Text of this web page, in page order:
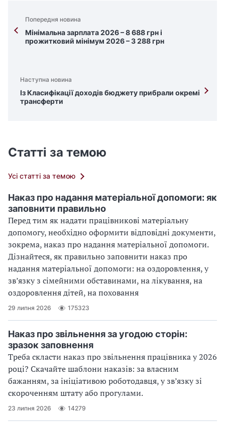
Попередня новина
Мінімальна зарплата 2026 – 8 688 грн і
прожитковий мінімум 2026 – 3 288 грн
Наступна новина
Із Класифікації доходів бюджету прибрали окремі
трансферти
Статті за темою
Усі статті за темою
Наказ про надання матеріальної допомоги: як
заповнити правильно
Перед тим як надати працівникові матеріальну
допомогу, необхідно оформити відповідні документи,
зокрема, наказ про надання матеріальної допомоги.
Дізнайтеся, як правильно заповнити наказ про
надання матеріальної допомоги: на оздоровлення, у
зв’язку з сімейними обставинами, на лікування, на
оздоровлення дітей, на поховання
29 липня 2026 175323
Наказ про звільнення за угодою сторін:
зразок заповнення
Треба скласти наказ про звільнення працівника у 2026
році? Скачайте шаблони наказів: за власним
бажанням, за ініціативою роботодавця, у зв’язку зі
скороченням штату або прогулами.
23 липня 2026 14279